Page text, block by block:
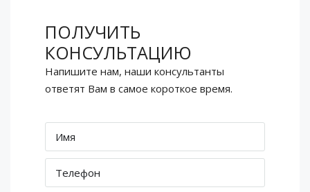
ПОЛУЧИТЬ
КОНСУЛЬТАЦИЮ
Напишите нам, наши консультанты
ответят Вам в самое короткое время.